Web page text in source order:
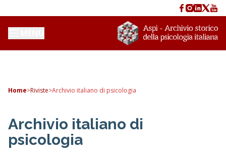
Home>Riviste>Archivio italiano di psicologia
Archivio italiano di
psicologia